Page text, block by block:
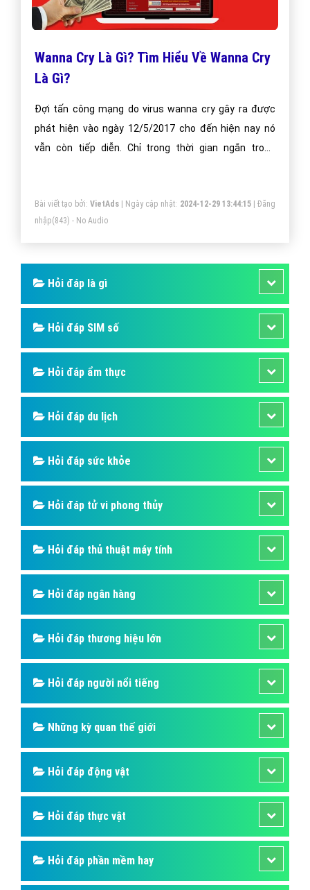
Wanna Cry Là Gì? Tìm Hiểu Về Wanna Cry
Là Gì?
Đợi tấn công mạng do virus wanna cry gây ra được
phát hiện vào ngày 12/5/2017 cho đến hiện nay nó
vẫn còn tiếp diễn. Chỉ trong thời gian ngắn trong
Nam.
Bài viết tạo bởi: VietAds| Ngày cập nhật: 2024-12-29 13:44:15|Đăng
nhập(843) - No Audio
Hỏi đáp là gì
Hỏi đáp SIM số
Hỏi đáp ẩm thực
Hỏi đáp du lịch
Hỏi đáp sức khỏe
Hỏi đáp tử vi phong thủy
Hỏi đáp thủ thuật máy tính
Hỏi đáp ngân hàng
Hỏi đáp thương hiệu lớn
Hỏi đáp người nổi tiếng
Những kỳ quan thế giới
Hỏi đáp động vật
Hỏi đáp thực vật
Hỏi đáp phần mềm hay